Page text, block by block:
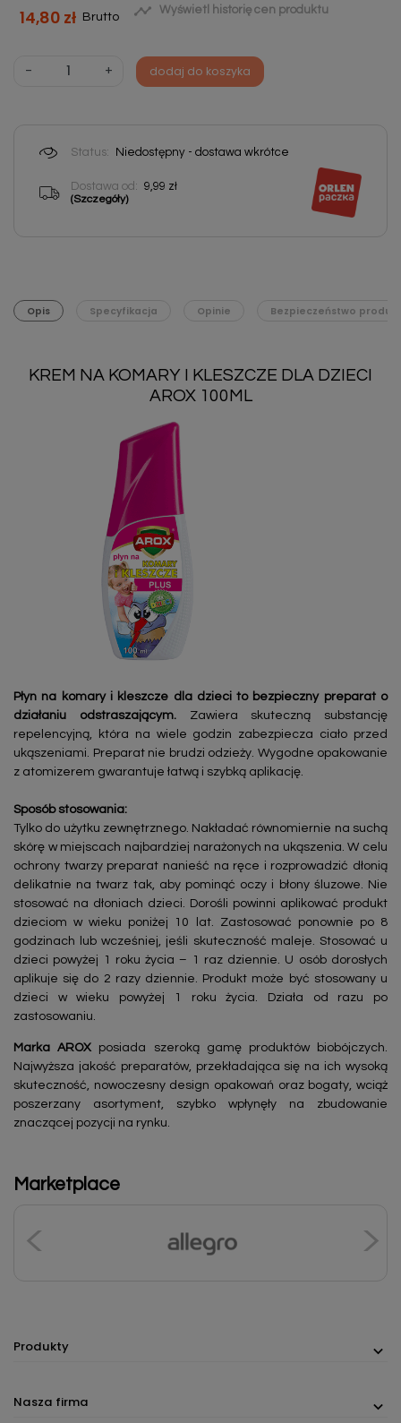
14,80 zł Brutto  Wyświetl historię cen produktu
- + dodaj do koszyka
Status: Niedostępny - dostawa wkrótce
Dostawa od: 9,99 zł
(Szczegóły)
Opis Specyfikacja Opinie Bezpieczeństwo
KREM NA KOMARY I KLESZCZE DLA DZIECI
AROX 100ML
Płyn na komary i kleszcze dla dzieci to bezpieczny preparat o
działaniu odstraszającym.Zawiera skuteczną substancję
repelencyjną, która na wiele godzin zabezpiecza ciało przed
ukąszeniami. Preparat nie brudzi odzieży. Wygodne opakowanie
z atomizerem gwarantuje łatwą i szybką aplikację.
Sposób stosowania:
Tylko do użytku zewnętrznego. Nakładać równomiernie na suchą
skórę w miejscach najbardziej narażonych na ukąszenia. W celu
ochrony twarzy preparat nanieść na ręce i rozprowadzić dłonią
delikatnie na twarz tak, aby pominąć oczy i błony śluzowe. Nie
stosować na dłoniach dzieci. Dorośli powinni aplikować produkt
dzieciom w wieku poniżej 10 lat. Zastosować ponownie po 8
godzinach lub wcześniej, jeśli skuteczność maleje. Stosować u
dzieci powyżej 1 roku życia – 1 raz dziennie. U osób dorosłych
aplikuje się do 2 razy dziennie. Produkt może być stosowany u
dzieci w wieku powyżej 1 roku życia. Działa od razu po
zastosowaniu.
Marka AROX posiada szeroką gamę produktów biobójczych.
Najwyższa jakość preparatów, przekładająca się na ich wysoką
skuteczność, nowoczesny design opakowań oraz bogaty, wciąż
poszerzany asortyment, szybko wpłynęły na zbudowanie
znaczącej pozycji na rynku.
Marketplace
Produkty
Nasza firma